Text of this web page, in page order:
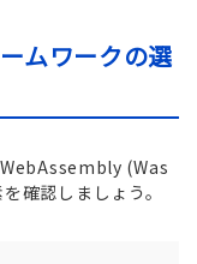
ムワークの選
(Was
確認しましょう。